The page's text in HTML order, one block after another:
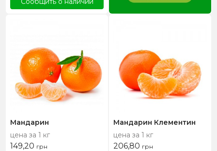
Мандарин
цена за 1 кг
149,20 грн
Мандарин Клементин
цена за 1 кг
206,80 грн